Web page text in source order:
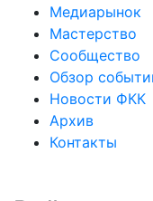
Медиарынок
Мастерство
Сообщество
Обзор
Новости ФКК
Архив
Контакты